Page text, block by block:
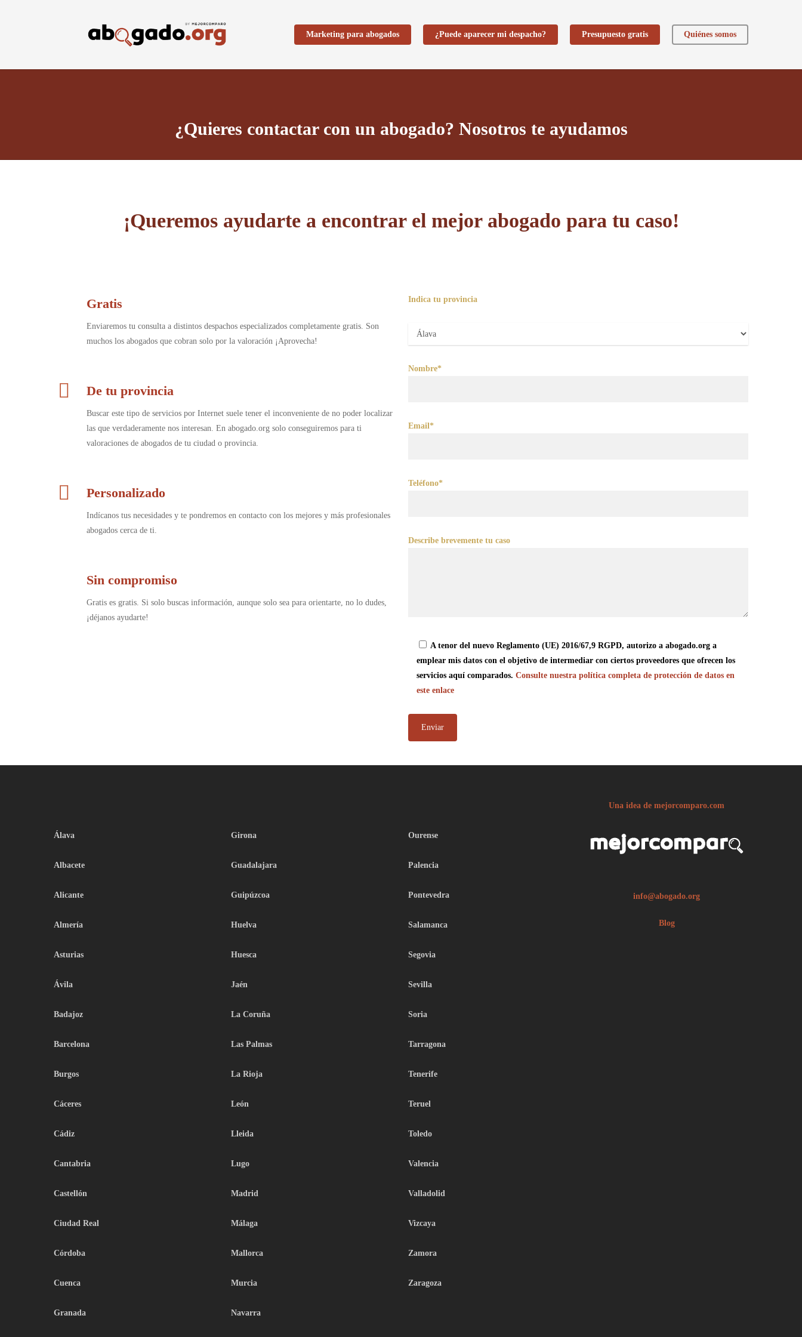
Marketing para abogados ¿Puede aparecer mi despacho? Presupuesto gratis Quiénes somos
¿Quieres contactar con un abogado? Nosotros te ayudamos
¡Queremos ayudarte a encontrar el mejor abogado para tu caso!
Gratis
Enviaremos tu consulta a distintos despachos especializados completamente gratis. Son
muchos los abogados que cobran solo por la valoración ¡Aprovecha!
De tu provincia
Buscar este tipo de servicios por Internet suele tener el inconveniente de no poder localizar
las que verdaderamente nos interesan. En abogado.org solo conseguiremos para ti
valoraciones de abogados de tu ciudad o provincia.
Personalizado
Indícanos tus necesidades y te pondremos en contacto con los mejores y más profesionales
abogados cerca de ti.
Sin compromiso
Gratis es gratis. Si solo buscas información, aunque solo sea para orientarte, no lo dudes,
¡déjanos ayudarte!
Indica tu provincia
Nombre*
Email*
Teléfono*
Describe brevemente tu caso
A tenor del nuevo Reglamento (UE) 2016/67,9 RGPD, autorizo a abogado.org a
emplear mis datos con el objetivo de intermediar con ciertos proveedores que ofrecen los
servicios aquí comparados. Consulte nuestra política completa de protección de datos en
este enlace
Álava
Albacete
Alicante
Almería
Asturias
Ávila
Badajoz
Barcelona
Burgos
Cáceres
Cádiz
Cantabria
Castellón
Ciudad Real
Córdoba
Cuenca
Granada
Girona
Guadalajara
Guipúzcoa
Huelva
Huesca
Jaén
La Coruña
Las Palmas
La Rioja
León
Lleida
Lugo
Madrid
Málaga
Mallorca
Murcia
Navarra
Ourense
Palencia
Pontevedra
Salamanca
Segovia
Sevilla
Soria
Tarragona
Tenerife
Teruel
Toledo
Valencia
Valladolid
Vizcaya
Zamora
Zaragoza
Una idea de mejorcomparo.com
info@abogado.org
Blog